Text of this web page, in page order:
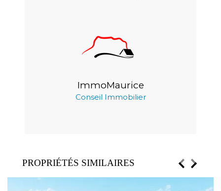
ImmoMaurice
Conseil Immobilier
PROPRIÉTÉS SIMILAIRES